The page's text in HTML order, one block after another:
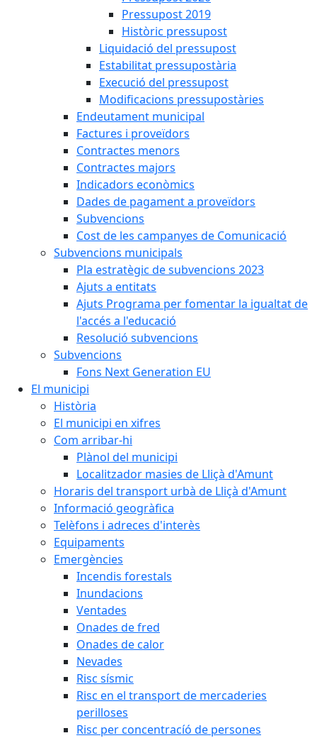
Pressupost 2019
Històric pressupost
Liquidació del pressupost
Estabilitat pressupostària
Execució del pressupost
Modificacions pressupostàries
Endeutament municipal
Factures i proveïdors
Contractes menors
Contractes majors
Indicadors econòmics
Dades de pagament a proveïdors
Subvencions
Cost de les campanyes de Comunicació
Subvencions municipals
Pla estratègic de subvencions 2023
Ajuts a entitats
Ajuts Programa per fomentar la igualtat de
l'accés a l'educació
Resolució subvencions
Subvencions
Fons Next Generation EU
El municipi
Història
El municipi en xifres
Com arribar-hi
Plànol del municipi
Localitzador masies de Lliçà d'Amunt
Horaris del transport urbà de Lliçà d'Amunt
Informació geogràfica
Telèfons i adreces d'interès
Equipaments
Emergències
Incendis forestals
Inundacions
Ventades
Onades de fred
Onades de calor
Nevades
Risc sísmic
Risc en el transport de mercaderies
perilloses
Risc per concentracíó de persones